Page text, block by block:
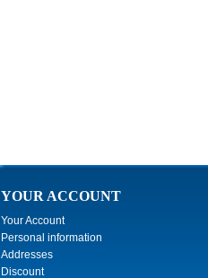
YOUR ACCOUNT
Your Account
Personal information
Addresses
Discount